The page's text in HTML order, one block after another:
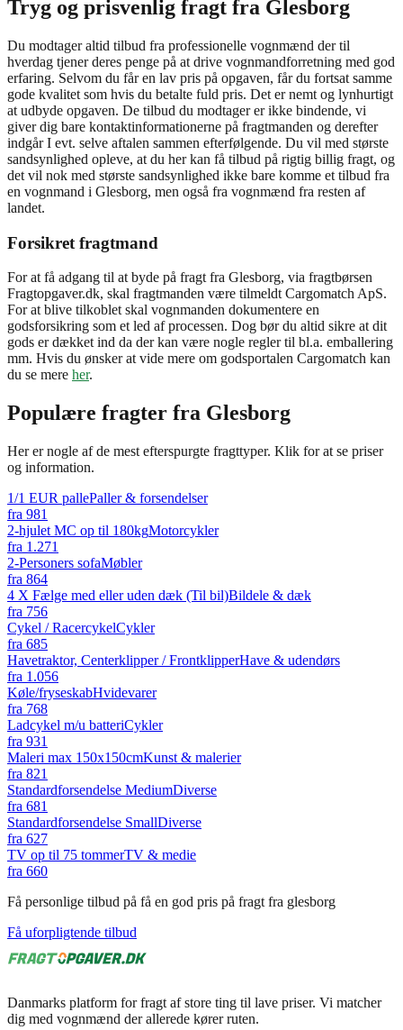
Tryg og prisvenlig fragt fra Glesborg
Du modtager altid tilbud fra professionelle vognmænd der til
hverdag tjener deres penge på at drive vognmandforretning med god
erfaring. Selvom du får en lav pris på opgaven, får du fortsat samme
gode kvalitet som hvis du betalte fuld pris. Det er nemt og lynhurtigt
at udbyde opgaven. De tilbud du modtager er ikke bindende, vi
giver dig bare kontaktinformationerne på fragtmanden og derefter
indgår I evt. selve aftalen sammen efterfølgende. Du vil med største
sandsynlighed opleve, at du her kan få tilbud på rigtig billig fragt, og
det vil nok med største sandsynlighed ikke bare komme et tilbud fra
en vognmand i Glesborg, men også fra vognmænd fra resten af
landet.
Forsikret fragtmand
For at få adgang til at byde på fragt fra Glesborg, via fragtbørsen
Fragtopgaver.dk, skal fragtmanden være tilmeldt Cargomatch ApS.
For at blive tilkoblet skal vognmanden dokumentere en
godsforsikring som et led af processen. Dog bør du altid sikre at dit
gods er dækket ind da der kan være nogle regler til bl.a. emballering
mm. Hvis du ønsker at vide mere om godsportalen Cargomatch kan
du se mere her.
Populære fragter fra Glesborg
Her er nogle af de mest efterspurgte fragttyper. Klik for at se priser
og information.
1/1 EUR pallePaller & forsendelser
fra 981
2-hjulet MC op til 180kgMotorcykler
fra 1.271
2-Personers sofaMøbler
fra 864
4 X Fælge med eller uden dæk (Til bil)Bildele & dæk
fra 756
Cykel / RacercykelCykler
fra 685
Havetraktor, Centerklipper / FrontklipperHave & udendørs
fra 1.056
Køle/fryseskabHvidevarer
fra 768
Ladcykel m/u batteriCykler
fra 931
Maleri max 150x150cmKunst & malerier
fra 821
Standardforsendelse MediumDiverse
fra 681
Standardforsendelse SmallDiverse
fra 627
TV op til 75 tommerTV & medie
fra 660
Få personlige tilbud på få en god pris på fragt fra glesborg
Få uforpligtende tilbud
Danmarks platform for fragt af store ting til lave priser. Vi matcher
dig med vognmænd der allerede kører ruten.